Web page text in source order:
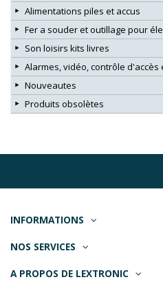
Alimentations piles et accus
Fer a souder et outillage pour
Son loisirs kits livres
Alarmes, vidéo, contrôle d'accès
Nouveautes
Produits obsolètes
INFORMATIONS
NOS SERVICES
A PROPOS DE LEXTRONIC